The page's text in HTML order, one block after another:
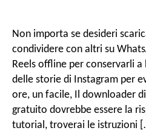
r
e
Non importa se desideri
condividere con altri su
Reels offline per conservarli a
delle storie di Instagram per
ore, un facile, Il downloader
gratuito dovrebbe essere la
tutorial, troverai le istruzioni